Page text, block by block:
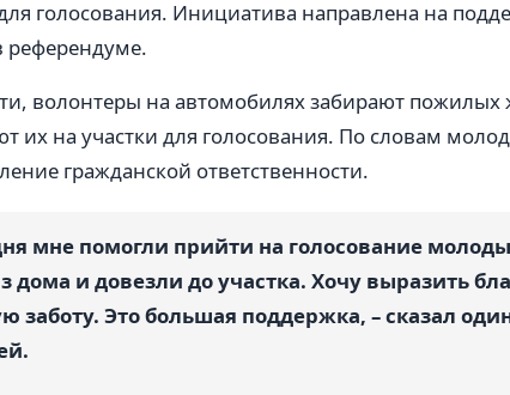
голосования. Инициатива направлена на
референдуме.
волонтеры на автомобилях забирают пожилых
их на участки для голосования. По словам
гражданской ответственности.
мне помогли прийти на голосование
дома и довезли до участка. Хочу выразить
заботу. Это большая поддержка, – сказал